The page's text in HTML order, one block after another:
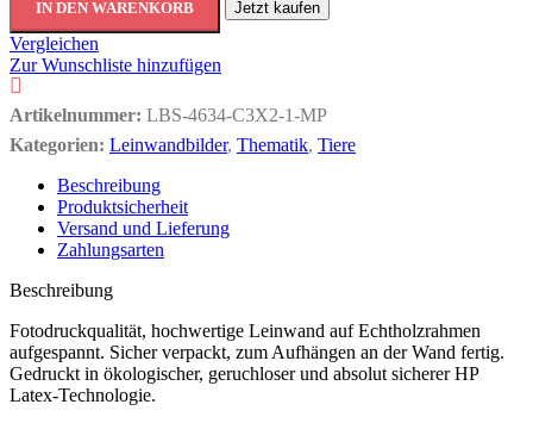
IN DEN WARENKORB Jetzt kaufen
Vergleichen
Zur Wunschliste hinzufügen
Artikelnummer: LBS-4634-C3X2-1-MP
Kategorien: Leinwandbilder, Thematik, Tiere
Beschreibung
Produktsicherheit
Versand und Lieferung
Zahlungsarten
Beschreibung
Fotodruckqualität, hochwertige Leinwand auf Echtholzrahmen
aufgespannt. Sicher verpackt, zum Aufhängen an der Wand fertig.
Gedruckt in ökologischer, geruchloser und absolut sicherer HP
Latex-Technologie.